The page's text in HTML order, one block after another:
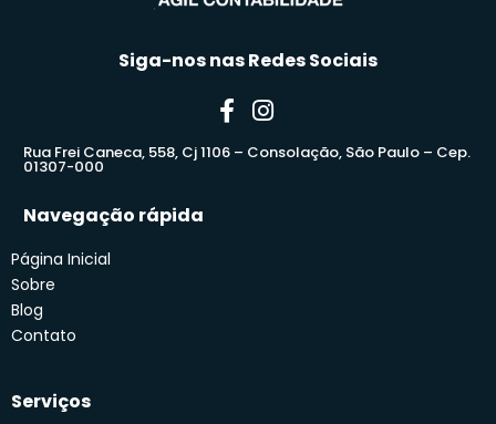
Siga-nos nas Redes Sociais
Rua Frei Caneca, 558, Cj 1106 – Consolação, São Paulo – Cep.
01307-000
Navegação rápida
Página Inicial
Sobre
Blog
Contato
Serviços